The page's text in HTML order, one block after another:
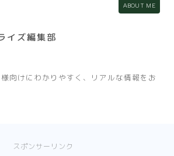
ABOUT ME
イズ編集部
向けにわかりやすく、リアルな情報をお
スポンサーリンク